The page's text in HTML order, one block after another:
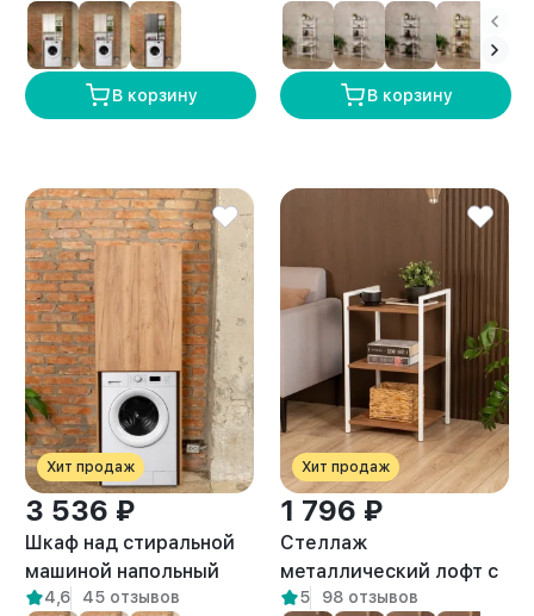
В корзину
Истра белый/амаретто
В корзину
Хит продаж
3 536 ₽
Шкаф над стиральной
машиной напольный
Гата амаретто
4,6 45 отзывов
Хит продаж
1 796 ₽
Стеллаж
металлический лофт с
полками Двина белый/
5 98 отзывов